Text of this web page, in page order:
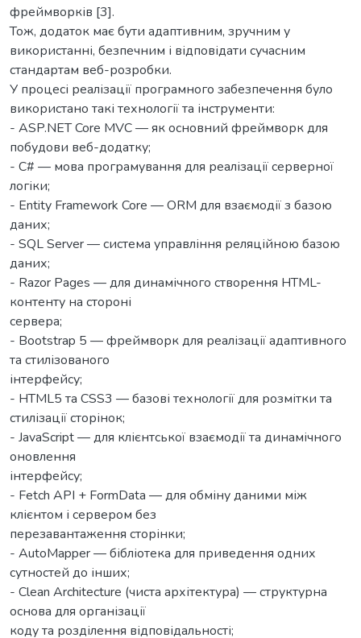
фреймворків [3].
Тож, додаток має бути адаптивним, зручним у
використанні, безпечним і відповідати сучасним
стандартам веб-розробки.
У процесі реалізації програмного забезпечення було
використано такі технології та інструменти:
- ASP.NET Core MVC — як основний фреймворк для
побудови веб-додатку;
- C# — мова програмування для реалізації серверної
логіки;
- Entity Framework Core — ORM для взаємодії з базою
даних;
- SQL Server — система управління реляційною базою
даних;
- Razor Pages — для динамічного створення HTML-
контенту на стороні
сервера;
- Bootstrap 5 — фреймворк для реалізації адаптивного
та стилізованого
інтерфейсу;
- HTML5 та CSS3 — базові технології для розмітки та
стилізації сторінок;
- JavaScript — для клієнтської взаємодії та динамічного
оновлення
інтерфейсу;
- Fetch API + FormData — для обміну даними між
клієнтом і сервером без
перезавантаження сторінки;
- AutoMapper — бібліотека для приведення одних
сутностей до інших;
- Clean Architecture (чиста архітектура) — структурна
основа для організації
коду та розділення відповідальності;